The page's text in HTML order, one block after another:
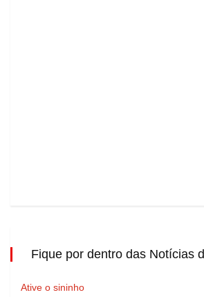
Fique por dentro das Notícias
Ative o sininho